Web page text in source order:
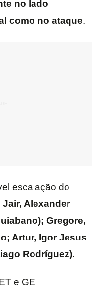
no lado
como no ataque.
escalação do
Alexander
Gregore,
Artur, Igor Jesus
Rodríguez).
e GE